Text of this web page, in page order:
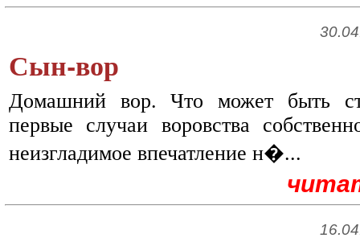
Сын-вор
Домашний вор. Что может быть
первые случаи воровства
неизгладимое впечатление н�...